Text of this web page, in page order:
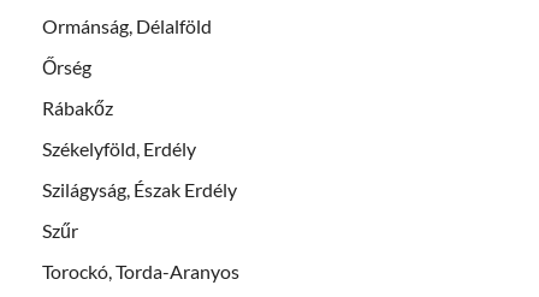
Ormánság, Délalföld
Őrség
Rábakőz
Székelyföld, Erdély
Szilágyság, Észak Erdély
Szűr
Torockó, Torda-Aranyos